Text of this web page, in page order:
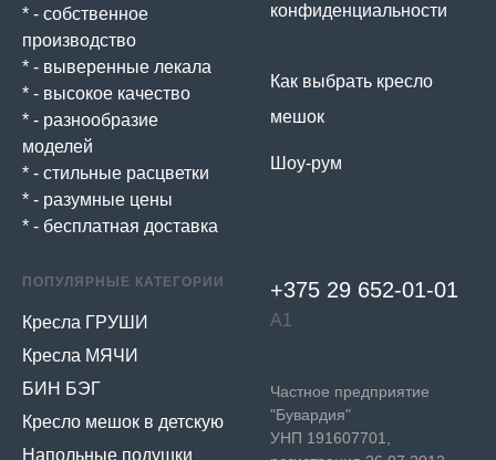
* - собственное
производство
* - выверенные лекала
* - высокое качество
* - разнообразие
моделей
* - стильные расцветки
* - разумные цены
* - бесплатная доставка
конфиденциальности
Как выбрать кресло
мешок
Шоу-рум
ПОПУЛЯРНЫЕ КАТЕГОРИИ
Кресла ГРУШИ
Кресла МЯЧИ
БИН БЭГ
Кресло мешок в детскую
Напольные подушки
+375 29 652-01-01
А1
Частное предприятие
"Бувардия"
УНП 191607701,